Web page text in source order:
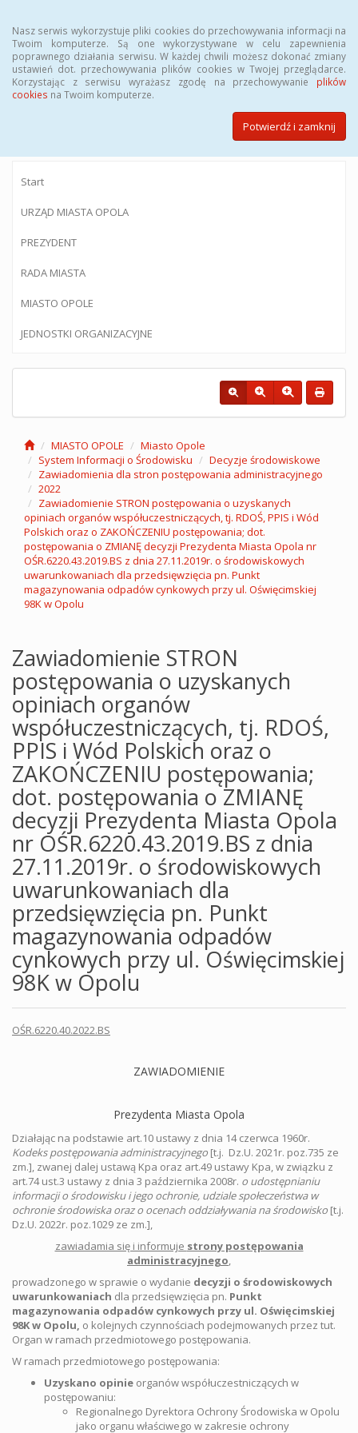
Nasz serwis wykorzystuje pliki cookies do przechowywania informacji na
Twoim komputerze. Są one wykorzystywane w celu zapewnienia
poprawnego działania serwisu. W każdej chwili możesz dokonać zmiany
ustawień dot. przechowywania plików cookies w Twojej przeglądarce.
Korzystając z serwisu wyrażasz zgodę na przechowywanie plików
cookies na Twoim komputerze.
Potwierdź i zamknij
BIULETYN INFORMACJI PUBLICZNEJ
Urzędu Miasta Opola
Start
URZĄD MIASTA OPOLA
PREZYDENT
RADA MIASTA
MIASTO OPOLE
JEDNOSTKI ORGANIZACYJNE
MIASTO OPOLE
Miasto Opole
System Informacji o Środowisku
Decyzje środowiskowe
Zawiadomienia dla stron postępowania administracyjnego
2022
Zawiadomienie STRON postępowania o uzyskanych
opiniach organów współuczestniczących, tj. RDOŚ, PPIS i Wód
Polskich oraz o ZAKOŃCZENIU postępowania; dot.
postępowania o ZMIANĘ decyzji Prezydenta Miasta Opola nr
OŚR.6220.43.2019.BS z dnia 27.11.2019r. o środowiskowych
uwarunkowaniach dla przedsięwzięcia pn. Punkt
magazynowania odpadów cynkowych przy ul. Oświęcimskiej
98K w Opolu
Zawiadomienie STRON
postępowania o uzyskanych
opiniach organów
współuczestniczących, tj. RDOŚ,
PPIS i Wód Polskich oraz o
ZAKOŃCZENIU postępowania;
dot. postępowania o ZMIANĘ
decyzji Prezydenta Miasta Opola
nr OŚR.6220.43.2019.BS z dnia
27.11.2019r. o środowiskowych
uwarunkowaniach dla
przedsięwzięcia pn. Punkt
magazynowania odpadów
cynkowych przy ul. Oświęcimskiej
98K w Opolu
OŚR.6220.40.2022.BS
ZAWIADOMIENIE
Prezydenta Miasta Opola
Działając na podstawie art.10 ustawy z dnia 14 czerwca 1960r.
Kodeks postępowania administracyjnego [t.j. Dz.U. 2021r. poz.735 ze
zm.], zwanej dalej ustawą Kpa oraz art.49 ustawy Kpa, w związku z
art.74 ust.3 ustawy z dnia 3 października 2008r. o udostępnianiu
informacji o środowisku i jego ochronie, udziale społeczeństwa w
ochronie środowiska oraz o ocenach oddziaływania na środowisko [t.j.
Dz.U. 2022r. poz.1029 ze zm.],
zawiadamia się i informuje strony postępowania
administracyjnego,
prowadzonego w sprawie o wydanie decyzji o środowiskowych
uwarunkowaniach dla przedsięwzięcia pn. Punkt
magazynowania odpadów cynkowych przy ul. Oświęcimskiej
98K w Opolu, o kolejnych czynnościach podejmowanych przez tut.
Organ w ramach przedmiotowego postępowania.
W ramach przedmiotowego postępowania:
Uzyskano opinie organów współuczestniczących w
postępowaniu:
Regionalnego Dyrektora Ochrony Środowiska w Opolu
jako organu właściwego w zakresie ochrony